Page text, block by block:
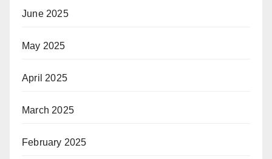
June 2025
May 2025
April 2025
March 2025
February 2025